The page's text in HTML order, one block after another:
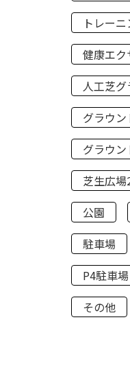
トレー
健康エ
人工芝
グラウン
グラウン
芝生広場
公園
駐車場
P4駐車場
その他